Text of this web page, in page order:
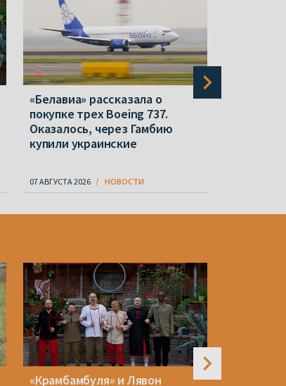
«Белавиа» рассказала о
покупке трех Boeing 737.
Оказалось, через Гамбию
купили украинские
07 АВГУСТА 2026 НОВОСТИ
«Крамбамбуля» и Лявон